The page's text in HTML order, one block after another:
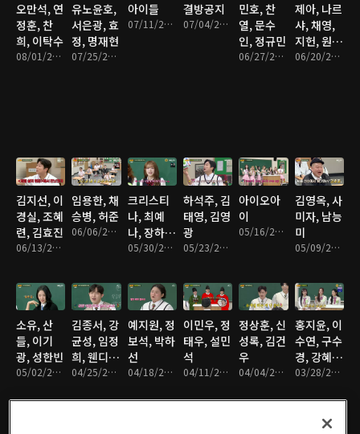
오만석, 연
정훈, 찬
희, 이탁수
08/01/2026 • 1시간 29분
유노윤호,
서은광, 효
정, 명재현
07/25/2026 • 1시간 30분
아이들
07/11/2026 • 1시간 29분
결방공지
07/04/2026 • 1분
민호, 찬
열, 문수
인, 정규민
06/27/2026 • 1시간 29분
제아, 나르
샤, 채영,
지헌, 원
이, 미나06/20/2026 • 1시간 28분
김지선, 이
경실, 조혜
련, 김효진
06/13/2026 • 1시간 29분
임용한, 채
승병, 허준
06/06/2026 • 1시간 30분
크리스티
나, 최예
나, 장하
오, 한유진
05/30/2026 • 1시간 31분
하석주, 김
태영, 김영
광
05/23/2026 • 1시간 31분
아이오아
이
05/16/2026 • 1시간 29분
김영옥, 사
미자, 남능
미
05/09/2026 • 1시간 30분
소유, 산
들, 이기
광, 성한빈
05/02/2026 • 1시간 32분
김종서, 강
균성, 임정
희, 웬디,
김재환 04/25/2026 • 1시간 30분
예지원, 정
보석, 박하
선
04/18/2026 • 1시간 28분
이민우, 정
태우, 설민
석
04/11/2026 • 1시간 35분
정상훈, 신
성록, 김건
우
04/04/2026 • 1시간 28분
홍지윤, 이
수연, 구수
경, 강혜
연, 김태03/28/2026 • 1시간 29분